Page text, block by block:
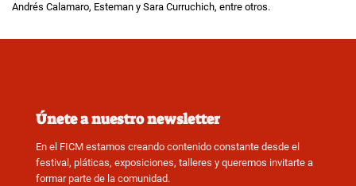
Andrés Calamaro, Esteman y Sara Curruchich, entre otros.
Únete a nuestro newsletter
En el FICM estamos creando contenido constante desde el
festival, pláticas, exposiciones, talleres y queremos invitarte a
formar parte de la comunidad.